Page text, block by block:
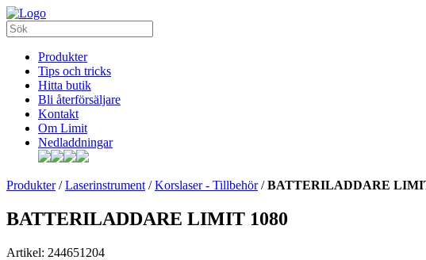
Produkter
Tips och tricks
Hitta butik
Bli återförsäljare
Kontakt
Om Limit
Nedladdningar
Produkter/Laserinstrument /Korslaser - Tillbehör/BATTERILADDARE
BATTERILADDARE LIMIT 1080
Artikel: 244651204